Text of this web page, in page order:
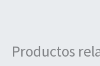
Productos